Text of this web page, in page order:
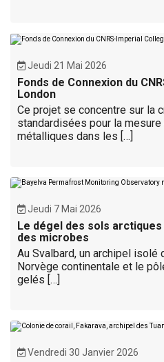
Jeudi 21 Mai 2026
Fonds de Connexion du
London
Ce projet se concentre sur la
standardisées pour la
métalliques dans les […]
Jeudi 7 Mai 2026
Le dégel des sols
des microbes
Au Svalbard, un archipel isolé
Norvège continentale et le
gelés […]
Vendredi 30 Janvier 2026